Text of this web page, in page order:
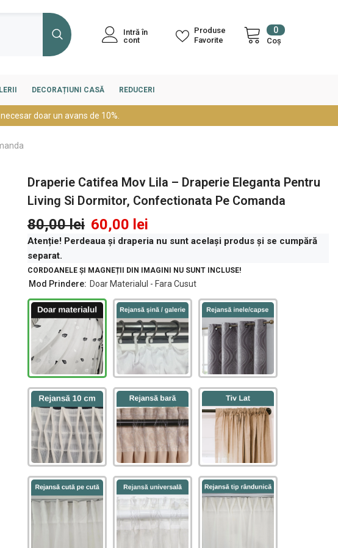
00
articole
Coș
Produse
Favorite
Intră în
cont
DECORAȚIUNI CASĂ REDUCERI
doar un avans de 10%.
Draperie Catifea Mov Lila – Draperie Eleganta Pentru
Living Si Dormitor, Confectionata Pe Comanda
80,00 lei 60,00 lei
Atenție! Perdeaua și draperia nu sunt același produs și se cumpără
separat.
CORDOANELE ȘI MAGNEȚII DIN IMAGINI NU SUNT INCLUSE!
Mod Prindere: Doar Materialul - Fara Cusut